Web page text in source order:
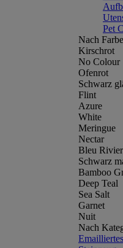
Pet
Nach Farbe
Kirschrot
No Colour
Ofenrot
Schwarz
Flint
Azure
White
Meringue
Nectar
Bleu
Schwarz
Bamboo
Deep Teal
Sea Salt
Garnet
Nuit
Nach